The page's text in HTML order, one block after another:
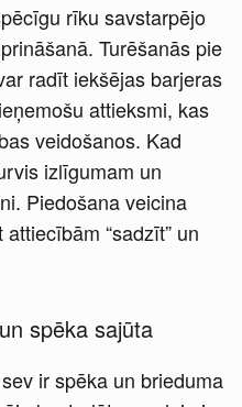
rīku savstarpējo
Turēšanās pie
radīt iekšējas barjeras
attieksmi, kas
veidošanos. Kad
izlīgumam un
Piedošana veicina
“sadzīt” un
spēka sajūta
ir spēka un brieduma